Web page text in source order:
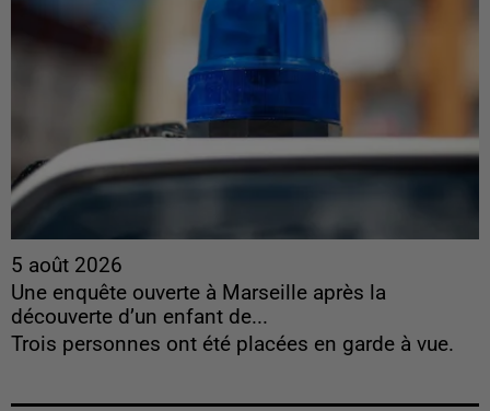
5 août 2026
Une enquête ouverte à Marseille après la
découverte d’un enfant de...
Trois personnes ont été placées en garde à vue.